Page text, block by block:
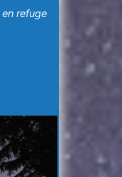
refuge